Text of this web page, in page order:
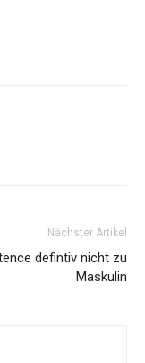
Nächster Artikel
defintiv nicht zu
Maskulin